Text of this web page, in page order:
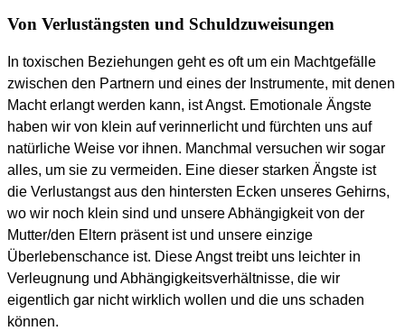
Von Verlustängsten und Schuldzuweisungen
In toxischen Beziehungen geht es oft um ein Machtgefälle
zwischen den Partnern und eines der Instrumente, mit denen
Macht erlangt werden kann, ist Angst. Emotionale Ängste
haben wir von klein auf verinnerlicht und fürchten uns auf
natürliche Weise vor ihnen. Manchmal versuchen wir sogar
alles, um sie zu vermeiden. Eine dieser starken Ängste ist
die Verlustangst aus den hintersten Ecken unseres Gehirns,
wo wir noch klein sind und unsere Abhängigkeit von der
Mutter/den Eltern präsent ist und unsere einzige
Überlebenschance ist. Diese Angst treibt uns leichter in
Verleugnung und Abhängigkeitsverhältnisse, die wir
eigentlich gar nicht wirklich wollen und die uns schaden
können.